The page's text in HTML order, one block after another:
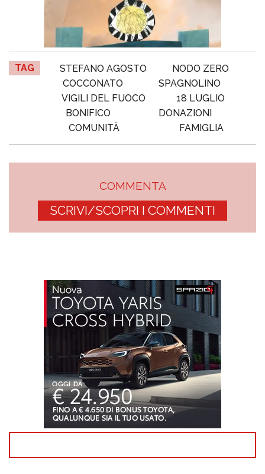
TAG STEFANO AGOSTO
NODO ZERO
COCCONATO
SPAGNOLINO
VIGILI DEL FUOCO
18 LUGLIO
BONIFICO
DONAZIONI
COMUNITÀ
FAMIGLIA
COMMENTA
SCRIVI/SCOPRI I COMMENTI